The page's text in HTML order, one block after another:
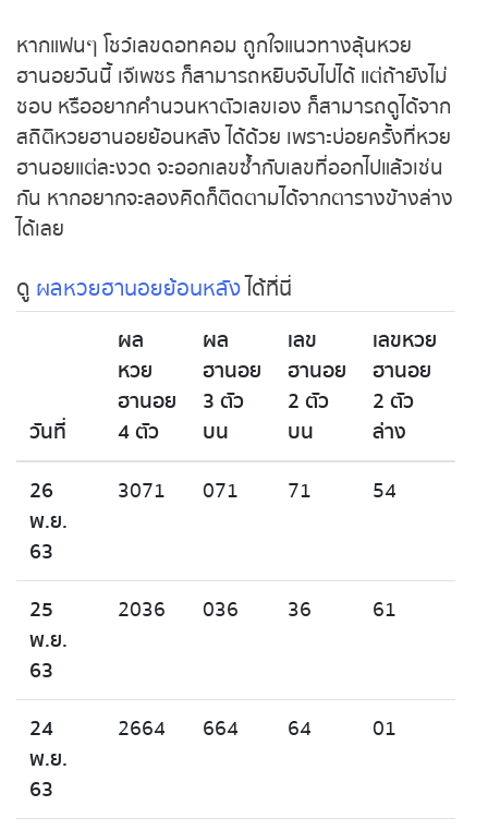
หากแฟนๆ โชว์เลขดอทคอม ถูกใจแนวทางลุ้นหวย
ฮานอยวันนี้ เจ๊เพชร ก็สามารถหยิบจับไปได้ แต่ถ้ายังไม่
ชอบ หรืออยากคำนวนหาตัวเลขเอง ก็สามารถดูได้จาก
สถิติหวยฮานอยย้อนหลัง ได้ด้วย เพราะบ่อยครั้งที่หวย
ฮานอยแต่ละงวด จะออกเลขซ้ำกับเลขที่ออกไปแล้วเช่น
กัน หากอยากจะลองคิดก็ติดตามได้จากตารางข้างล่าง
ได้เลย
ดู ผลหวยฮานอยย้อนหลังได้ที่นี่
วันที่
ผล
หวย
ฮานอย
4 ตัว
ผล
ฮานอย
3 ตัว
บน
เลข
ฮานอย
2 ตัว
บน
เลขหวย
ฮานอย
2 ตัว
ล่าง
26
พ.ย.
63
3071 071 71 54
25
พ.ย.
63
2036 036 36 61
24
พ.ย.
63
2664 664 64 01